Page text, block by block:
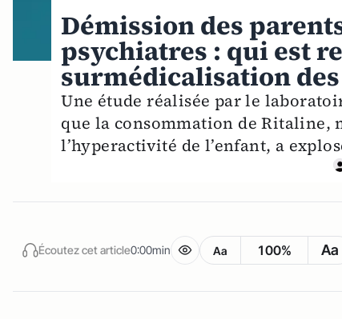
Démission des
psychiatres : qui est
surmédicalisation des
Une étude réalisée par le
que la consommation de Ritaline,
l’hyperactivité de l’enfant, a
Écoutez cet article0:00min Aa 100% Aa